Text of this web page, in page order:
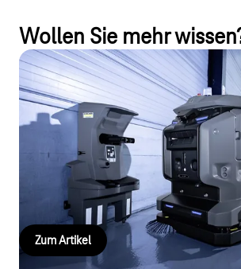
Wollen Sie mehr
Kärcher: Autonome
Reinigungsmaschinen
Kärcher, führender Anbieter für
autonomen Scheuersaugmaschinen ans
Telekom angebunden. Das ermöglicht
digitales Flottenmanagement.
Zum Artikel